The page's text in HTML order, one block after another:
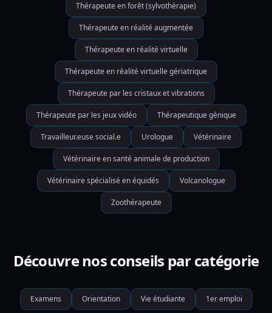
Thérapeute en forêt (sylvothérapie)
Thérapeute en réalité augmentée
Thérapeute en réalité virtuelle
Thérapeute en réalité virtuelle gériatrique
Thérapeute par les cristaux et vibrations
Thérapeute par les jeux vidéo Thérapeutique génique
Travailleur.euse social.e Urologue Vétérinaire
Vétérinaire en santé animale de production
Vétérinaire spécialisé en équidés Volcanologue
Zoothérapeute
Découvre nos conseils par catégorie
Examens Orientation Vie étudiante 1er emploi